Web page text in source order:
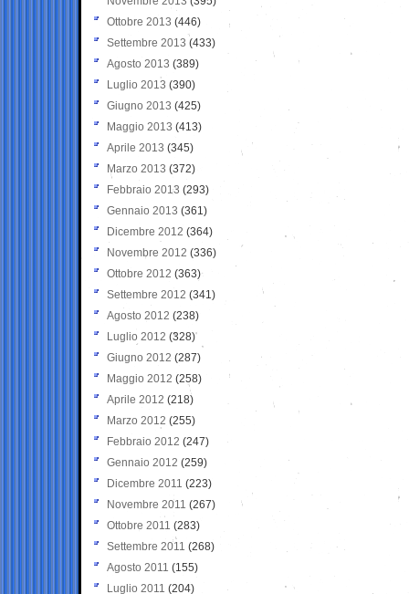
Ottobre 2013 (446)
Settembre 2013 (433)
Agosto 2013 (389)
Luglio 2013 (390)
Giugno 2013 (425)
Maggio 2013 (413)
Aprile 2013 (345)
Marzo 2013 (372)
Febbraio 2013 (293)
Gennaio 2013 (361)
Dicembre 2012 (364)
Novembre 2012 (336)
Ottobre 2012 (363)
Settembre 2012 (341)
Agosto 2012 (238)
Luglio 2012 (328)
Giugno 2012 (287)
Maggio 2012 (258)
Aprile 2012 (218)
Marzo 2012 (255)
Febbraio 2012 (247)
Gennaio 2012 (259)
Dicembre 2011 (223)
Novembre 2011 (267)
Ottobre 2011 (283)
Settembre 2011 (268)
Agosto 2011 (155)
Luglio 2011 (204)